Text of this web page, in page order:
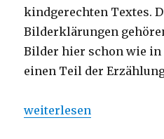
kindgerechten Textes.
Bilderklärungen
Bilder hier schon wie in
einen Teil der
„Luthers Reformation –
weiterlesen